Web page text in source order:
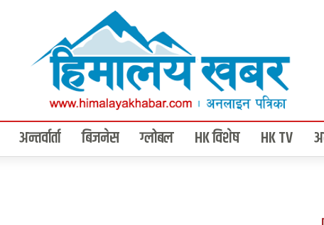
अन्तर्वार्ता बिजनेस ग्लोबल HK विशेष HK TV